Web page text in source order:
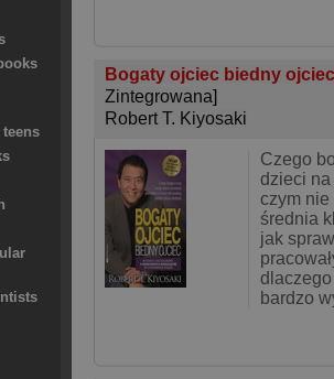
Bogaty ojciec biedny
Zintegrowana]
Robert T. Kiyosaki
Czego
dzieci
czym
średnia
jak
bardzo